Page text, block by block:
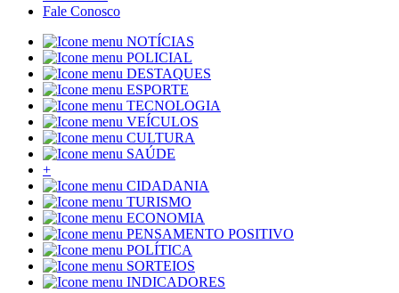
Fale Conosco
NOTÍCIAS
POLICIAL
DESTAQUES
ESPORTE
TECNOLOGIA
VEÍCULOS
CULTURA
SAÚDE
+
CIDADANIA
TURISMO
ECONOMIA
PENSAMENTO POSITIVO
POLÍTICA
SORTEIOS
INDICADORES